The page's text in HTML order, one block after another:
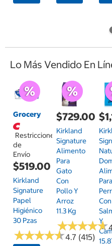
Lo Más Vendido En
Grocery
Restricciones
de
Envío
$519.00
Kirkland
Signature
Papel
Higiénico
30 Pzas
★★★★★
★★★★★4.7 (415)
$729.00
Kirkland
Signature
Alimento
Para
Gato
Con
Pollo Y
Arroz
11.3 Kg
★★★★★
★★★★★
Para
Con
Y